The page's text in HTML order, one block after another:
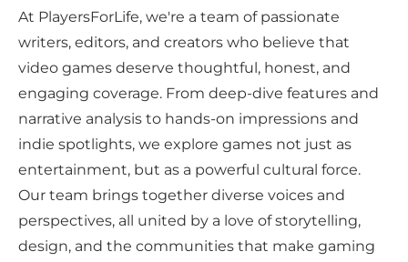
At PlayersForLife, we're a team of passionate
writers, editors, and creators who believe that
video games deserve thoughtful, honest, and
engaging coverage. From deep-dive features and
narrative analysis to hands-on impressions and
indie spotlights, we explore games not just as
entertainment, but as a powerful cultural force.
Our team brings together diverse voices and
perspectives, all united by a love of storytelling,
design, and the communities that make gaming